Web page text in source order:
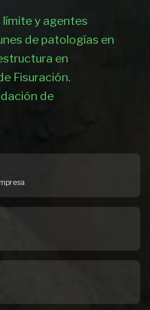
y agentes
de patologías en
en
Fisuración.
de